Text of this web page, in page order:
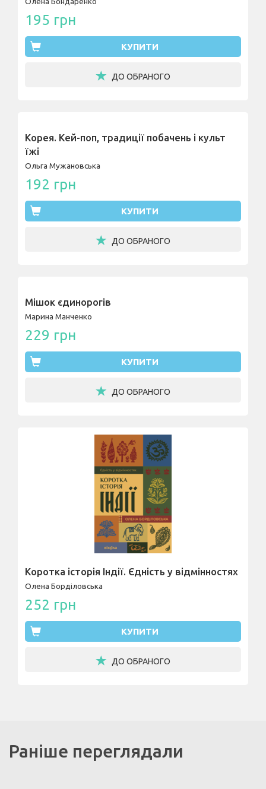
195 грн
КУПИТИ
ДО ОБРАНОГО
Корея. Кей-поп, традиції побачень і культ
їжі
Ольга Мужановська
192 грн
КУПИТИ
ДО ОБРАНОГО
Мішок єдинорогів
Марина Манченко
229 грн
КУПИТИ
ДО ОБРАНОГО
Коротка історія Індії. Єдність у відмінностях
Олена Борділовська
252 грн
КУПИТИ
ДО ОБРАНОГО
Раніше переглядали